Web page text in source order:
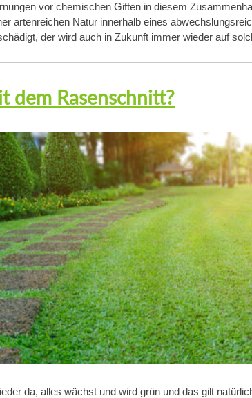
vor chemischen Giften in diesem
artenreichen Natur innerhalb eines
der wird auch in Zukunft immer wieder auf
dem Rasenschnitt?
da, alles wächst und wird grün und das gilt